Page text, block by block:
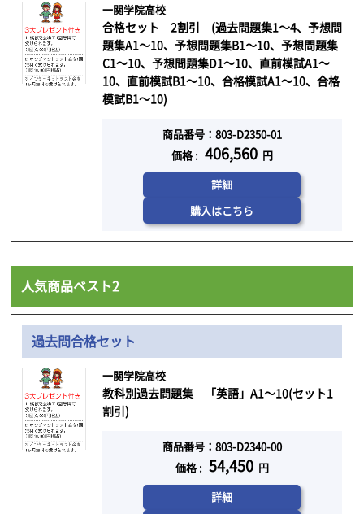
一関学院高校
合格セット 2割引 (過去問題集1～4、予想問
題集A1～10、予想問題集B1～10、予想問題集
C1～10、予想問題集D1～10、直前模試A1～
10、直前模試B1～10、合格模試A1～10、合格
模試B1～10)
商品番号：803-D2350-01
価格 : 406,560 円
詳細
購入はこちら
人気商品ベスト2
過去問合格セット
一関学院高校
教科別過去問題集 「英語」A1～10(セット1
割引)
商品番号：803-D2340-00
価格 : 54,450 円
詳細